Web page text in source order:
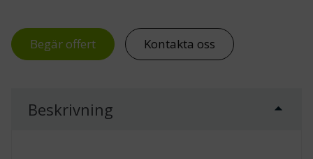
Begär offert Kontakta oss
Beskrivning